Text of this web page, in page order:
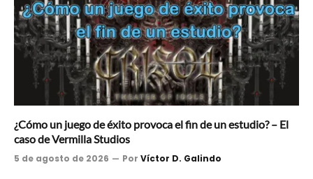
¿Cómo un juego de éxito provoca el fin de un estudio? – El
caso de Vermilla Studios
5 de agosto de 2026 Por Víctor D. Galindo